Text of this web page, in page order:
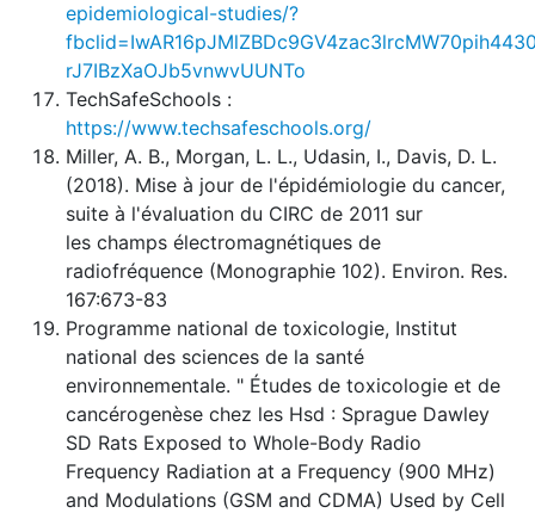
epidemiological-studies/?
rJ7IBzXaOJb5vnwvUUNTo
TechSafeSchools :
https://www.techsafeschools.org/
Miller, A. B., Morgan, L. L., Udasin, I., Davis, D. L.
(2018). Mise à jour de l'épidémiologie du cancer,
suite à l'évaluation du CIRC de 2011 sur
les champs électromagnétiques de
radiofréquence (Monographie 102). Environ. Res.
167:673-83
Programme national de toxicologie, Institut
national des sciences de la santé
environnementale. " Études de toxicologie et de
cancérogenèse chez les Hsd : Sprague Dawley
SD Rats Exposed to Whole-Body Radio
Frequency Radiation at a Frequency (900 MHz)
and Modulations (GSM and CDMA) Used by Cell